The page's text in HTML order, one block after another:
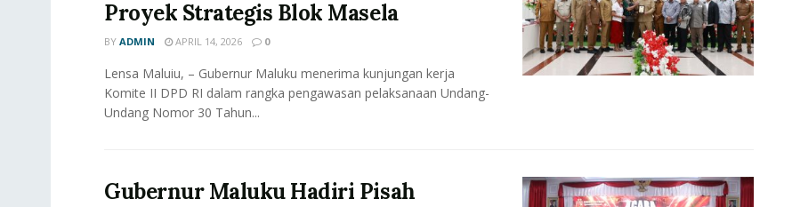
Proyek Strategis Blok Masela
BY ADMIN APRIL 14, 2026 0
Lensa Maluiu, – Gubernur Maluku menerima kunjungan kerja
Komite II DPD RI dalam rangka pengawasan pelaksanaan Undang-
Undang Nomor 30 Tahun...
Gubernur Maluku Hadiri Pisah